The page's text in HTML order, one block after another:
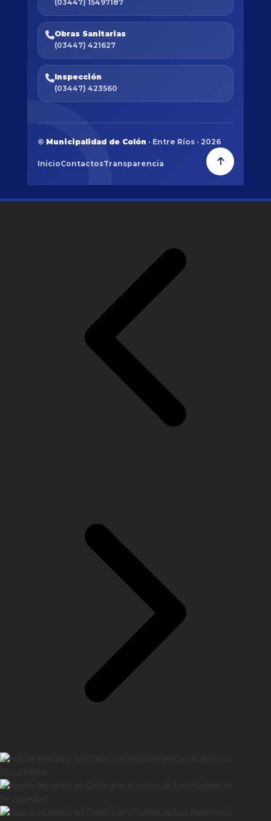
(03447) 15497187
Obras Sanitarias
(03447) 421627
Inspección
(03447) 423560
© Municipalidad de Colón · Entre Ríos · 2026
InicioContactosTransparencia